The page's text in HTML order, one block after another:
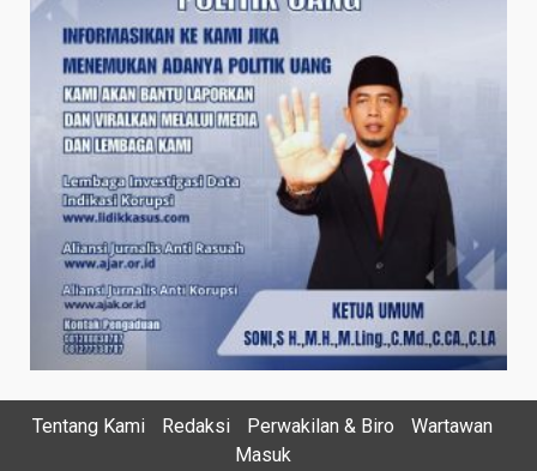
Tentang Kami Redaksi Perwakilan & Biro
Wartawan
Masuk